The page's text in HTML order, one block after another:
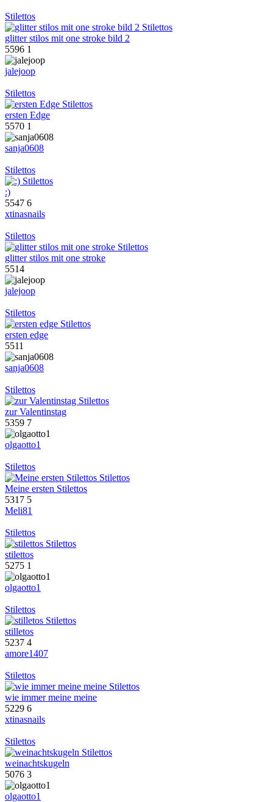
Stilettos
glitter stilos mit one stroke bild 2
5596 1
jalejoop
Stilettos
ersten Edge
5570 1
sanja0608
Stilettos
:)
5547 6
xtinasnails
Stilettos
glitter stilos mit one stroke
5514
jalejoop
Stilettos
ersten edge
5511
sanja0608
Stilettos
zur Valentinstag
5359 7
olgaotto1
Stilettos
Meine ersten Stilettos
5317 5
Meli81
Stilettos
stilettos
5275 1
olgaotto1
Stilettos
stilletos
5237 4
amore1407
Stilettos
wie immer meine meine
5229 6
xtinasnails
Stilettos
weinachtskugeln
5076 3
olgaotto1